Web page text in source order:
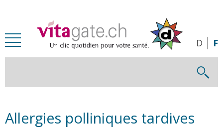
D F
Allergies polliniques tardives